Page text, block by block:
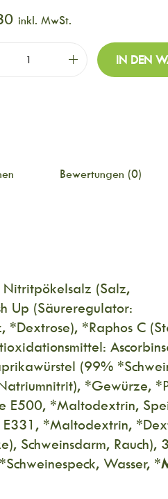
inkl. MwSt.
IN DEN
Bewertungen (0)
Nitritpökelsalz (Salz,
Up (Säureregulator:
*Raphos C
(99%
*Gewürze,
E500, *Maltodextrin,
*Maltodextrin,
Schweinsdarm, Rauch),
Wasser, *